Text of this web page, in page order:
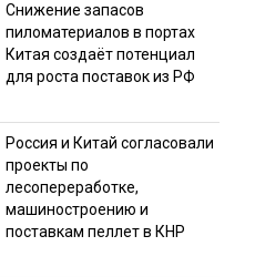
Снижение запасов
пиломатериалов в портах
Китая создаёт потенциал
для роста поставок из РФ
Россия и Китай согласовали
проекты по
лесопереработке,
машиностроению и
поставкам пеллет в КНР